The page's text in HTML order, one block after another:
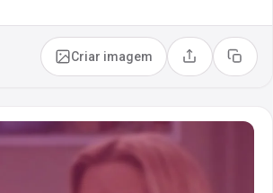
Criar imagem Compartilhar
Copiar